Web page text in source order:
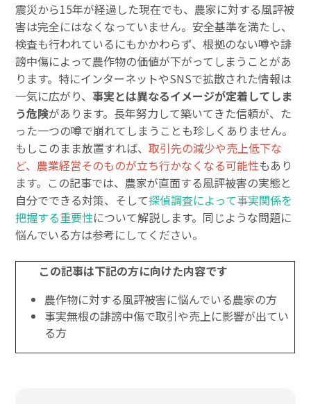
震災から15年が経過した現在でも、農家に対する風評被
害は完全にはなくなっていません。安全基準を満たし、
検査も行われているにもかかわらず、根拠のない噂や誹
謗中傷によって農作物の価値が下がってしまうことがあ
ります。特にインターネットやSNSで拡散された情報は
一気に広がり、事実とは異なるイメージが定着してしま
う危険があります。長年努力して築いてきた信頼が、た
った一つの噂で崩れてしまうことも珍しくありません。
もしこのまま放置すれば、取引先の減少や売上低下な
ど、農業経営そのものが立ち行かなくなる可能性もあり
ます。この記事では、農家が直面する風評被害の実態と
自分でできる対策、そして探偵調査によって事実関係を
把握する重要性について解説します。同じような問題に
悩んでいる方は参考にしてください。
この記事は下記の方に向けた内容です
農作物に対する風評被害に悩んでいる農家の方
事実無根の誹謗中傷で取引や売上に影響が出てい
る方